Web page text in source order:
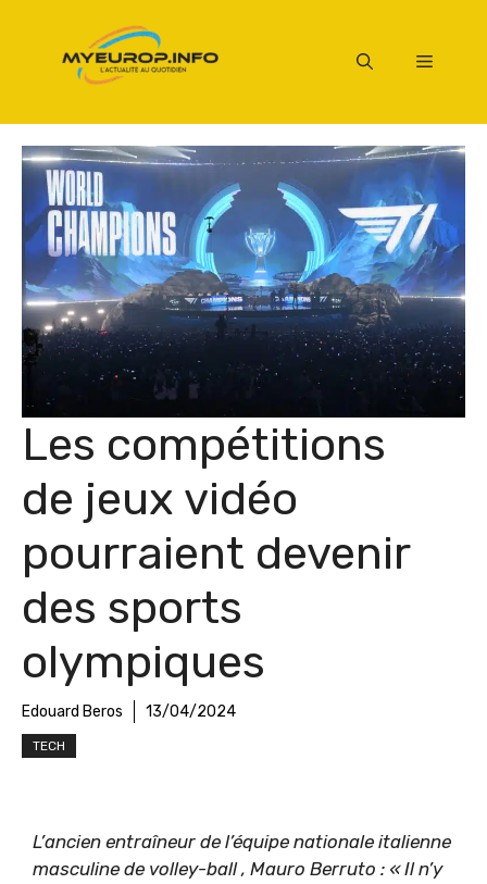
contenu
Menu
Les compétitions
de jeux vidéo
pourraient devenir
des sports
olympiques
Edouard Beros 13/04/2024
TECH
L’ancien entraîneur de l’équipe nationale italienne
masculine de volley-ball , Mauro Berruto : « Il n’y